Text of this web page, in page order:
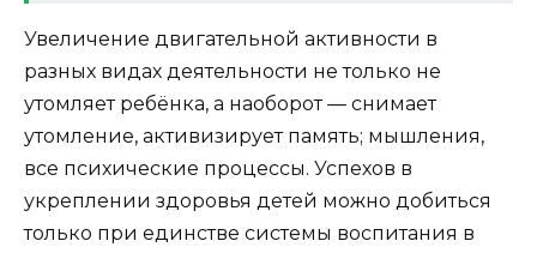
Увеличение двигательной активности в
разных видах деятельности не только не
утомляет ребёнка, а наоборот — снимает
утомление, активизирует память; мышления,
все психические процессы. Успехов в
укреплении здоровья детей можно добиться
только при единстве системы воспитания в